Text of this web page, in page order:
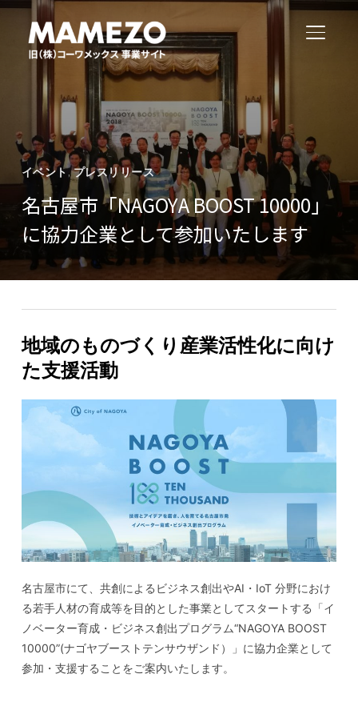
サイド
イベント,プレスリリース
名古屋市「NAGOYA BOOST 10000」
に協力企業として参加いたします
地域のものづくり産業活性化に向け
た支援活動
名古屋市にて、共創によるビジネス創出やAI・IoT 分野におけ
る若手人材の育成等を目的とした事業としてスタートする「イ
ノベーター育成・ビジネス創出プログラム“NAGOYA BOOST
10000”(ナゴヤブーストテンサウザンド）」に協力企業として
参加・支援することをご案内いたします。